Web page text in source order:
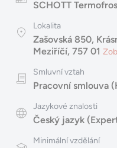
SCHOTT
Lokalita
Zašovská 850,
Meziříčí, 757 01
Smluvní vztah
Pracovní smlouva
Jazykové znalosti
Český jazyk
Minimální vzdělání